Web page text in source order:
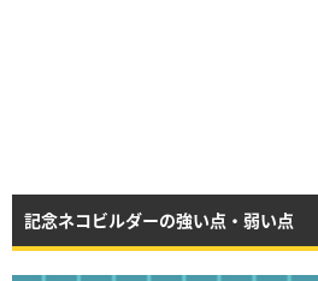
記念ネコビルダーの強い点・弱い点